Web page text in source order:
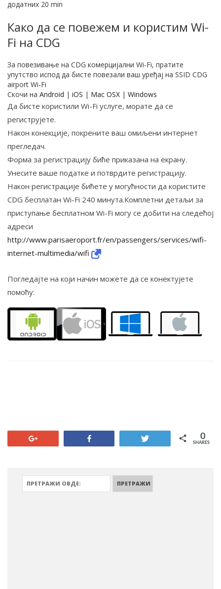
додатних 20 min
Како да се повежем и користим Wi-
Fi на CDG
За повезивање на CDG комерцијални Wi-Fi, пратите
упутство испод да бисте повезали ваш уређај на SSID CDG
airport Wi-Fi
Скочи на Android | iOS | Mac OSX | Windows
Да бисте користили Wi-Fi услуге, морате да се
региструјете.
Након конекције, покрените ваш омиљени интернет
прегледач.
Форма за регистрацију биће приказана на екрану.
Унесите ваше податке и потврдите регистрацију.
Након регистрације бићете у могућности да користите
CDG бесплатан Wi-Fi 240 минута.Комплетни детаљи за
приступање бесплатном Wi-Fi могу се добити на следећој
адреси
http://www.parisaeroport.fr/en/passengers/services/wifi-
internet-multimedia/wifi
Погледајте на који начин можете да се конектујете
помоћу:
SHARES
0